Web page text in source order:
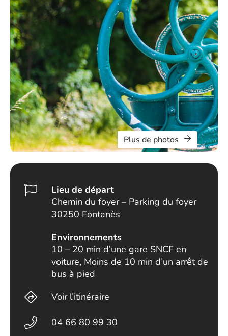
Plus de photos
Lieu de départ
Chemin du foyer – Parking du foyer
30250 Fontanès
Environnements
10 – 20 min d’une gare SNCF en
voiture, Moins de 10 min d’un arrêt de
bus à pied
Voir l’itinéraire
04 66 80 99 30